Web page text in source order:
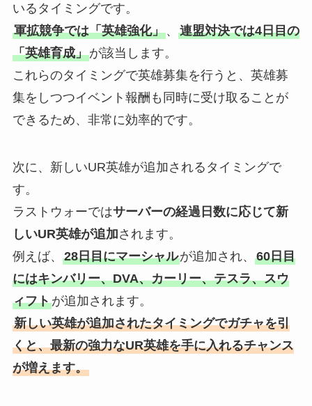
いるタイミングです。
軍拡競争では「英雄強化」、 連盟対決では4日目の
「英雄育成」が該当します。
これらのタイミングで英雄募集を行うと、英雄募
集をしつつイベント報酬も同時に受け取ることが
できるため、非常に効率的です。
次に、新しいUR英雄が追加されるタイミングで
す。
ラストウォーではサーバーの経過日数に応じて新
しいUR英雄が追加されます。
例えば、 28日目にマーシャルが追加され、 60日目
にはキンバリー、DVA、カーリー、テスラ、スウ
ィフトが追加されます。
新しい英雄が追加されたタイミングでガチャを引
くと、最新の強力なUR英雄を手に入れるチャンス
が増えます。